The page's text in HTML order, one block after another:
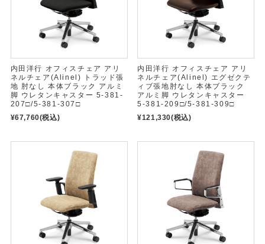
内田洋行 オフィスチェア アリ
ネルチェア(Alinel) トラッド張
地 肘なし 本体ブラック アルミ
脚 ウレタンキャスター 5-381-
207□/5-381-307□
¥67,760(税込)
内田洋行 オフィスチェア アリ
ネルチェア(Alinel) エグゼクテ
ィブ張地肘なし 本体ブラック
アルミ脚 ウレタンキャスター
5-381-209□/5-381-309□
¥121,330(税込)